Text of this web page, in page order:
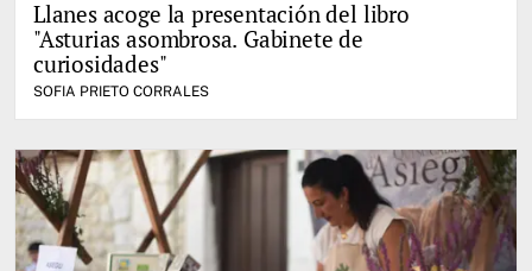
Llanes acoge la presentación del libro
"Asturias asombrosa. Gabinete de
curiosidades"
SOFIA PRIETO CORRALES